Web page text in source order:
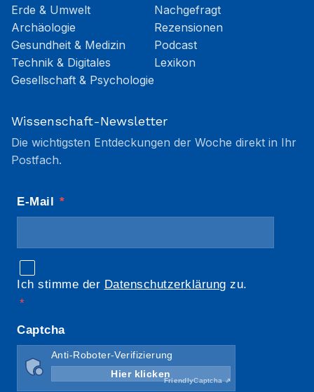
Erde & Umwelt
Archäologie
Gesundheit & Medizin
Technik & Digitales
Gesellschaft & Psychologie
Nachgefragt
Rezensionen
Podcast
Lexikon
Wissenschaft-Newsletter
Die wichtigsten Entdeckungen der Woche direkt in Ihr
Postfach.